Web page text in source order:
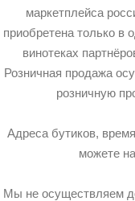
маркетплейса
приобретена только в
винотеках
Розничная продажа
розничную
Адреса бутиков,
можете
Мы не осуществляем